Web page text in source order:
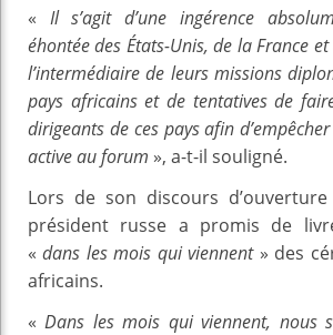
« Il s’agit d’une ingérence
éhontée des États-Unis, de la France
l’intermédiaire de leurs missions
pays africains et de tentatives de
dirigeants de ces pays afin
active au forum », a-t-il souligné.
Lors de son discours
président russe a promis de
«dans les mois qui viennent» des
africains.
«Dans les mois qui viennent, nous